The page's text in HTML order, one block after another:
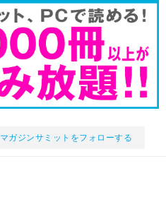
マガジンサミットをフォローする